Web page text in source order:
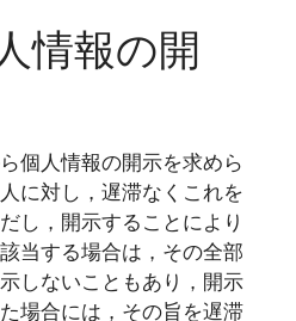
情報の開
個人情報の開示を求めら
に対し，遅滞なくこれを
し，開示することにより
当する場合は，その全部
しないこともあり，開示
場合には，その旨を遅滞